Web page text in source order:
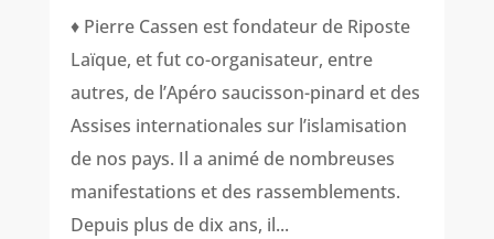
♦ Pierre Cassen est fondateur de Riposte
Laïque, et fut co-organisateur, entre
autres, de l’Apéro saucisson-pinard et des
Assises internationales sur l’islamisation
de nos pays. Il a animé de nombreuses
manifestations et des rassemblements.
Depuis plus de dix ans, il...